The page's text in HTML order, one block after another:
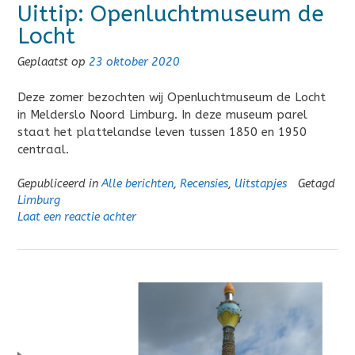
Uittip: Openluchtmuseum de
Locht
Geplaatst op 23 oktober 2020
Deze zomer bezochten wij Openluchtmuseum de Locht
in Melderslo Noord Limburg. In deze museum parel
staat het plattelandse leven tussen 1850 en 1950
centraal.
Gepubliceerd inAlle berichten, Recensies, Uitstapjes
Getagd
Limburg
Laat een reactie achter